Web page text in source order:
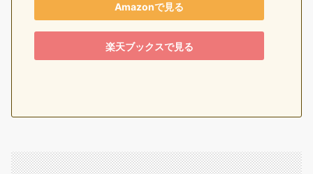
Amazonで見る
楽天ブックスで見る